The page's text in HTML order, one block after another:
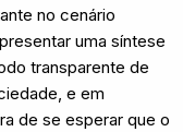
no cenário
uma síntese
transparente de
e em
de se esperar que o